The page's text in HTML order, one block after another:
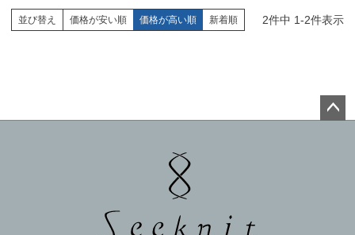
並び替え 価格が安い順 価格が高い順 新着順 2件中 1-2件表示